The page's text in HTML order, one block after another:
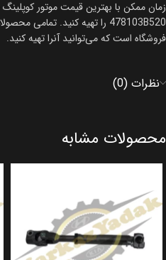
478103B520 را تهیه کنید. تمامی محصولات
فروشگاه است که می‌توانید آنرا تهیه کنید.
نظرات (0)
محصولات مشابه